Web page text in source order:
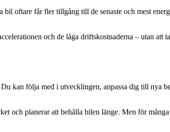
oftare får fler tillgång till de senaste och mest
och de låga driftskostnaderna – utan att
kan följa med i utvecklingen, anpassa dig till nya
och planerar att behålla bilen länge. Men för